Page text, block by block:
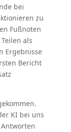
bei
zu
Fußnoten
als
Ergebnisse
Bericht
KI bei uns